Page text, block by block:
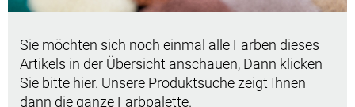
Sie möchten sich noch einmal alle Farben dieses
Artikels in der Übersicht anschauen, Dann klicken
Sie bitte hier. Unsere Produktsuche zeigt Ihnen
dann die ganze Farbpalette.